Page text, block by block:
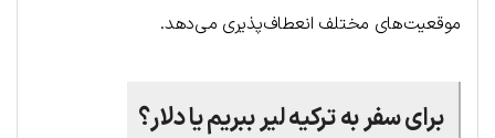
موقعیت‌های مختلف انعطاف‌پذیری می‌دهد.
برای سفر به ترکیه لیر ببریم یا دلار؟